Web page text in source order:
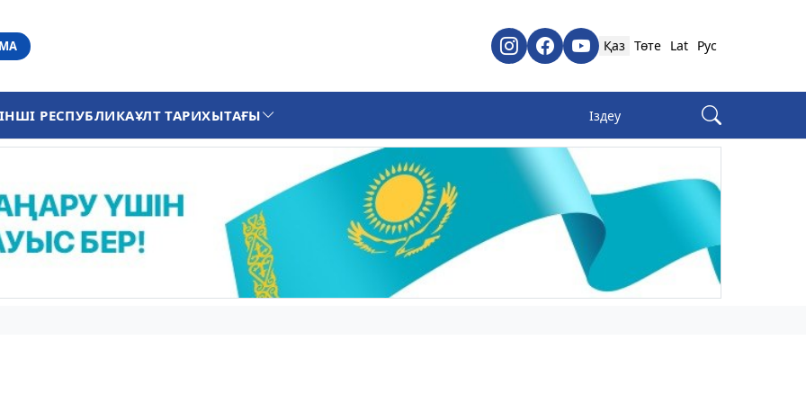
Қаз Төте Lat Рус
РЕСПУБЛИКАҰЛТ ТАРИХЫТАҒЫ